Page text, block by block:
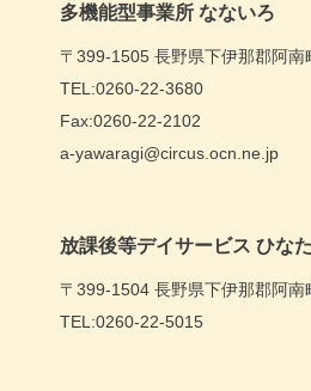
多機能型事業所 なないろ
〒399-1505 長野県下伊那郡阿南
TEL:0260-22-3680
Fax:0260-22-2102
a-yawaragi@circus.ocn.ne.jp
放課後等デイサービス ひな
〒399-1504 長野県下伊那郡阿南
TEL:0260-22-5015